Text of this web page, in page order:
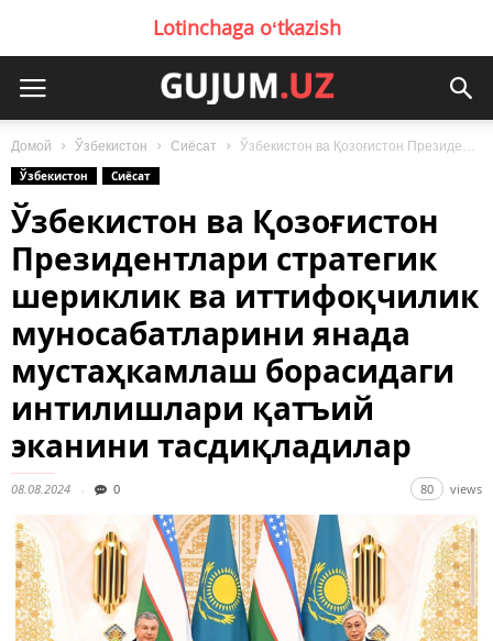
Lotinchaga oʻtkazish
Домой Ўзбекистон Сиёсат
Ўзбекистон ва Қозоғистон Президентлари стратегик шериклик ва иттифоқчилик муносабатларини янада мустаҳкамлаш борасидаги...
Ўзбекистон
Сиёсат
Ўзбекистон ва Қозоғистон
Президентлари стратегик
шериклик ва иттифоқчилик
муносабатларини янада
мустаҳкамлаш борасидаги
интилишлари қатъий
эканини тасдиқладилар
08.08.2024 0 80 views